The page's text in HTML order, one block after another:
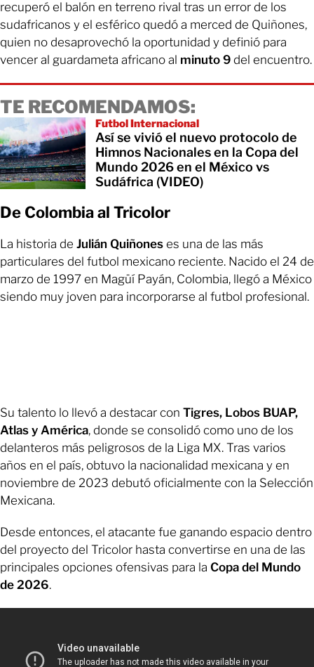
recuperó el balón en terreno rival tras un error de los
sudafricanos y el esférico quedó a merced de Quiñones,
quien no desaprovechó la oportunidad y definió para
vencer al guardameta africano al minuto 9 del encuentro.
TE RECOMENDAMOS:
Futbol Internacional
Así se vivió el nuevo protocolo de
Himnos Nacionales en la Copa del
Mundo 2026 en el México vs
Sudáfrica (VIDEO)
De Colombia al Tricolor
La historia de Julián Quiñones es una de las más
particulares del futbol mexicano reciente. Nacido el 24 de
marzo de 1997 en Magüí Payán, Colombia, llegó a México
siendo muy joven para incorporarse al futbol profesional.
Su talento lo llevó a destacar con Tigres, Lobos BUAP,
Atlas y América, donde se consolidó como uno de los
delanteros más peligrosos de la Liga MX. Tras varios
años en el país, obtuvo la nacionalidad mexicana y en
noviembre de 2023 debutó oficialmente con la Selección
Mexicana.
Desde entonces, el atacante fue ganando espacio dentro
del proyecto del Tricolor hasta convertirse en una de las
principales opciones ofensivas para la Copa del Mundo
de 2026.